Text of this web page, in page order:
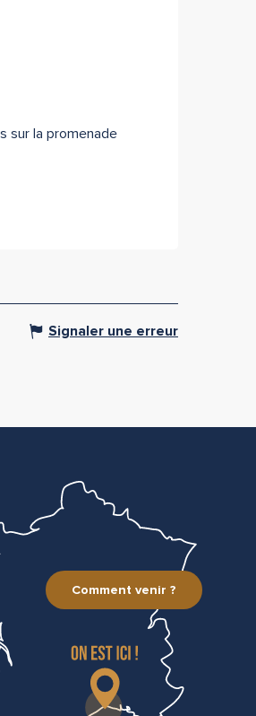
sur la promenade
Signaler une erreur
Comment venir ?